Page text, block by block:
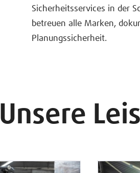
Sicherheitsservices in der
betreuen alle Marken,
Planungssicherheit.
Unsere